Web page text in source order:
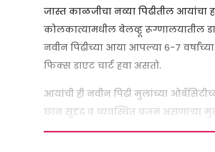
जास्त काळजीचा नव्या पिढीतील आयांचा
कोलकात्यामधील बेलव्हू रूग्णालयातील
नवीन पिढीच्या आया आपल्या ६-७
फिक्स डाएट चार्ट हवा असतो.
आयांची ही नवीन पिढी मुलांच्या
छान सुदृढ व व्यवस्थित वजन असणाऱ्या